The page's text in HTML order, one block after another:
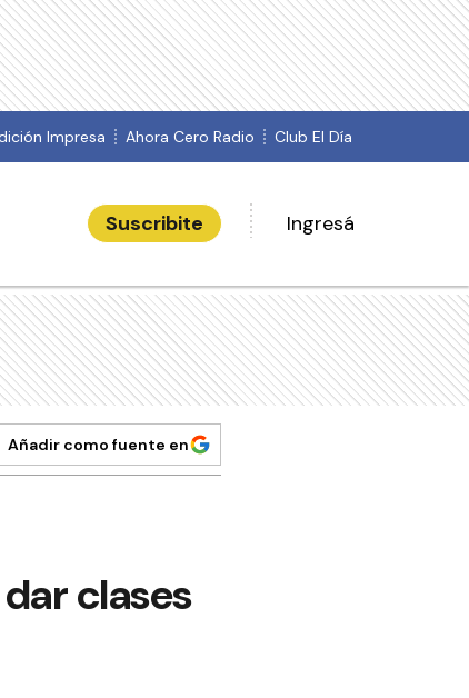
Impresa Ahora Cero Radio Club El Día
Suscribite Ingresá
Añadir como fuente en
clases